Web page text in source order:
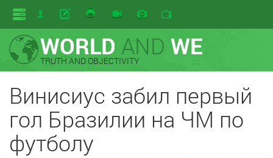
WORLD AND WE
TRUTH AND OBJECTIVITY
Винисиус забил первый
гол Бразилии на ЧМ по
футболу